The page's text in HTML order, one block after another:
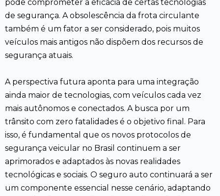
pode comprometer a eficácia de certas tecnologias
de segurança. A obsolescência da frota circulante
também é um fator a ser considerado, pois muitos
veículos mais antigos não dispõem dos recursos de
segurança atuais.
A perspectiva futura aponta para uma integração
ainda maior de tecnologias, com veículos cada vez
mais autônomos e conectados. A busca por um
trânsito com zero fatalidades é o objetivo final. Para
isso, é fundamental que os novos protocolos de
segurança veicular no Brasil continuem a ser
aprimorados e adaptados às novas realidades
tecnológicas e sociais. O seguro auto continuará a ser
um componente essencial nesse cenário, adaptando